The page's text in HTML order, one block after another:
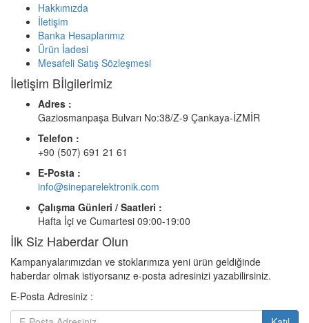
Hakkımızda
İletişim
Banka Hesaplarımız
Ürün İadesi
Mesafeli Satış Sözleşmesi
İletişim Bİlgilerimiz
Adres :
Gaziosmanpaşa Bulvarı No:38/Z-9 Çankaya-İZMİR
Telefon :
+90 (507) 691 21 61
E-Posta :
info@sineparelektronik.com
Çalışma Günleri / Saatleri :
Hafta İçi ve Cumartesi 09:00-19:00
İlk Siz Haberdar Olun
Kampanyalarımızdan ve stoklarımıza yeni ürün geldiğinde
haberdar olmak istiyorsanız e-posta adresinizi yazabilirsiniz.
E-Posta Adresiniz :